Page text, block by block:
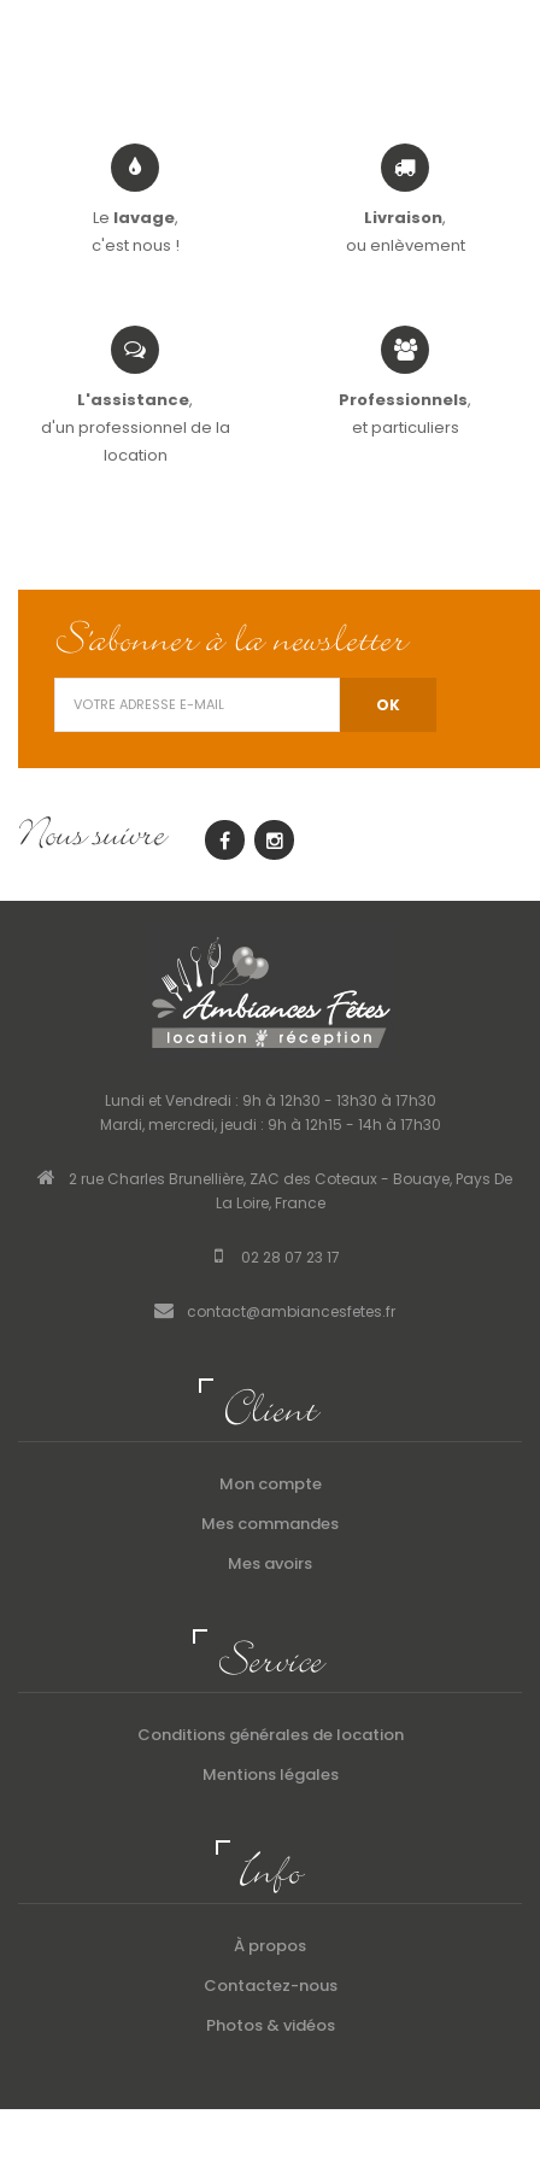
Le lavage,
c'est nous !
Livraison,
ou enlèvement
L'assistance,
d'un professionnel de la
location
Professionnels,
et particuliers
S'abonner à la newsletter
Nous suivre
Lundi et Vendredi : 9h à 12h30 - 13h30 à 17h30
Mardi, mercredi, jeudi : 9h à 12h15 - 14h à 17h30
2 rue Charles Brunellière, ZAC des Coteaux - Bouaye, Pays De
La Loire, France
02 28 07 23 17
contact@ambiancesfetes.fr
Client
Mon compte
Mes commandes
Mes avoirs
Service
Conditions générales de location
Mentions légales
Info
À propos
Contactez-nous
Photos & vidéos